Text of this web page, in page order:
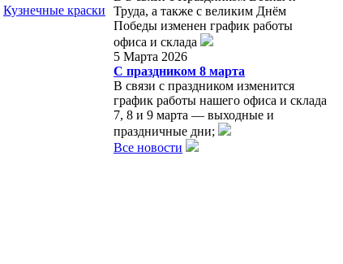
Кузнечные краски
Труда, а также с великим Днём
Победы изменен график работы
офиса и склада
5 Марта 2026
С праздником 8 марта
В связи с праздником изменится
график работы нашего офиса и склада
7, 8 и 9 марта — выходные и
праздничные дни;
Все новости